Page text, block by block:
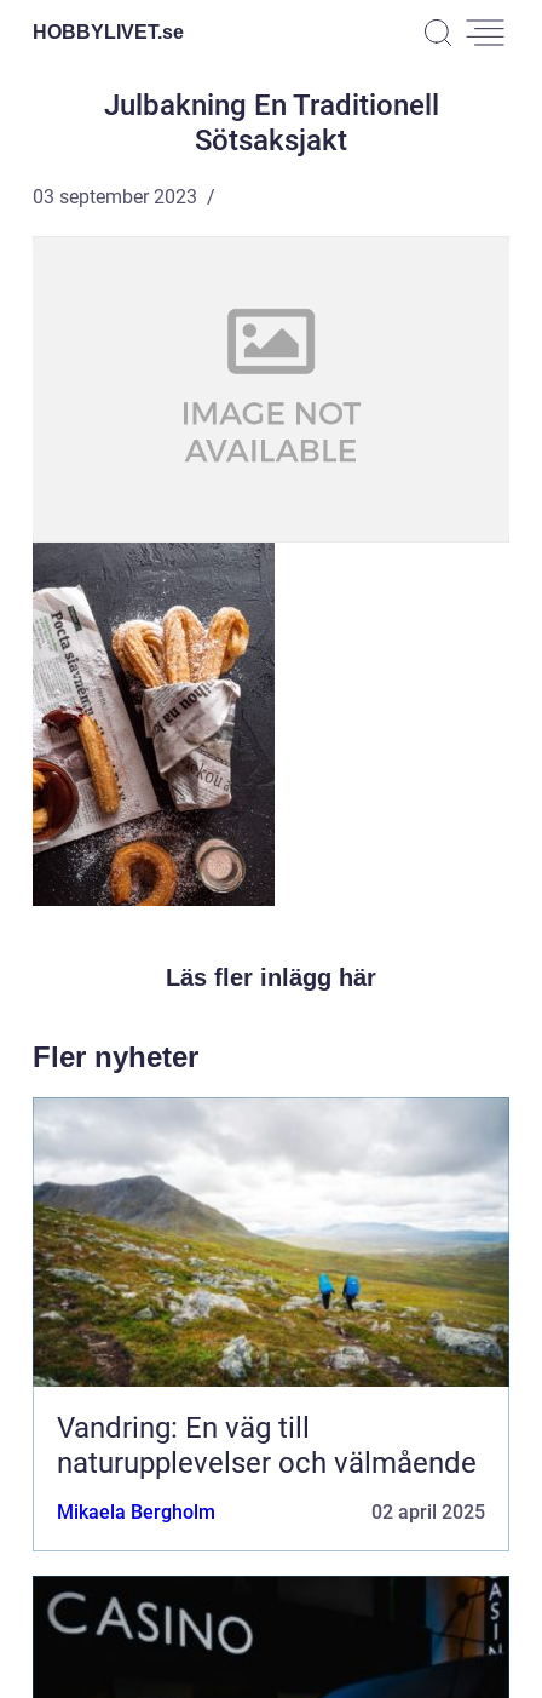
HOBBYLIVET.se
Julbakning En Traditionell
Sötsaksjakt
03 september 2023
Läs fler inlägg här
Fler nyheter
Vandring: En väg till
naturupplevelser och välmående
Mikaela Bergholm 02 april 2025